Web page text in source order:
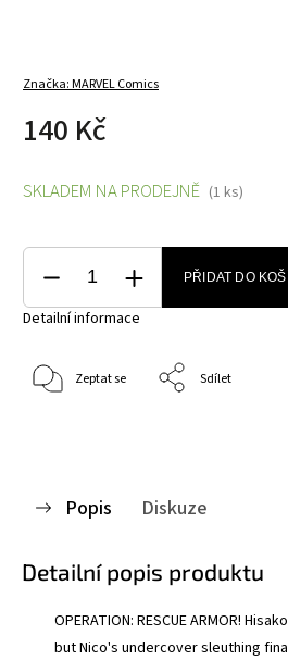
Značka:MARVEL Comics
140 Kč
SKLADEM NA PRODEJNĚ (1 ks)
PŘIDAT DO
Detailní informace
Zeptat se Sdílet
Popis Diskuze
Detailní popis produktu
OPERATION: RESCUE ARMOR!
but Nico's undercover sleuthing